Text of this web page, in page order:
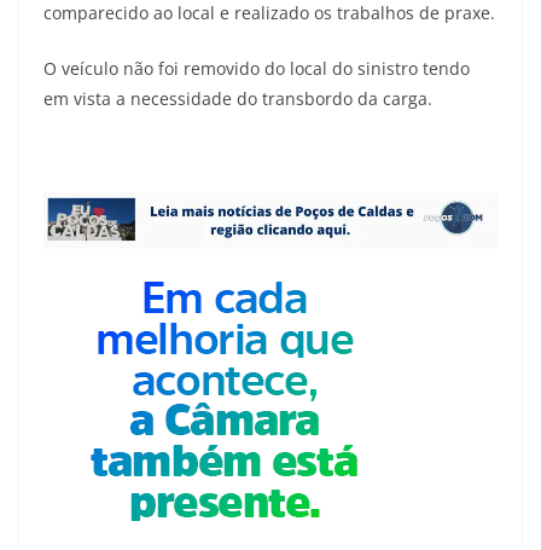
comparecido ao local e realizado os trabalhos de praxe.
O veículo não foi removido do local do sinistro tendo
em vista a necessidade do transbordo da carga.